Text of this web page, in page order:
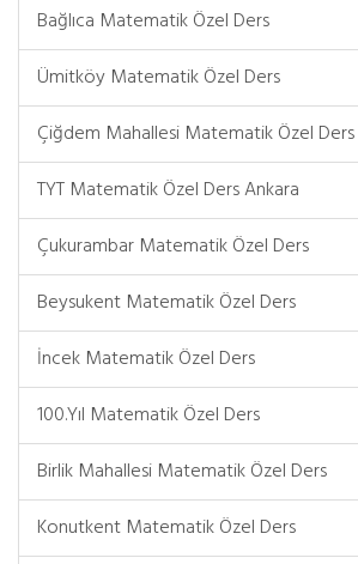
Bağlıca Matematik Özel Ders
Ümitköy Matematik Özel Ders
Çiğdem Mahallesi Matematik Özel Ders
TYT Matematik Özel Ders Ankara
Çukurambar Matematik Özel Ders
Beysukent Matematik Özel Ders
İncek Matematik Özel Ders
100.Yıl Matematik Özel Ders
Birlik Mahallesi Matematik Özel Ders
Konutkent Matematik Özel Ders